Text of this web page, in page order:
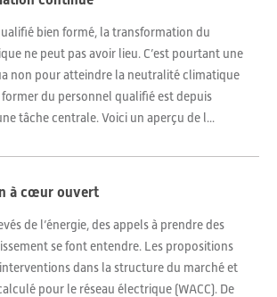
bien formé, la transformation du
ne peut pas avoir lieu. C’est pourtant une
non pour atteindre la neutralité climatique
former du personnel qualifié est depuis
tâche centrale. Voici un aperçu de l...
à cœur ouvert
de l’énergie, des appels à prendre des
se font entendre. Les propositions
dans la structure du marché et
pour le réseau électrique (WACC). De